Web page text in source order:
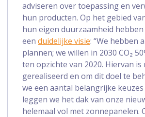
adviseren over toepassing en
hun producten. Op het gebied
hun eigen duurzaamheid hebben
een duidelijke visie: “We hebben
plannen; we willen in 2030 CO₂
ten opzichte van 2020. Hiervan is
gerealiseerd en om dit doel te
we een aantal belangrijke
leggen we het dak van onze
helemaal vol met zonnepanelen.